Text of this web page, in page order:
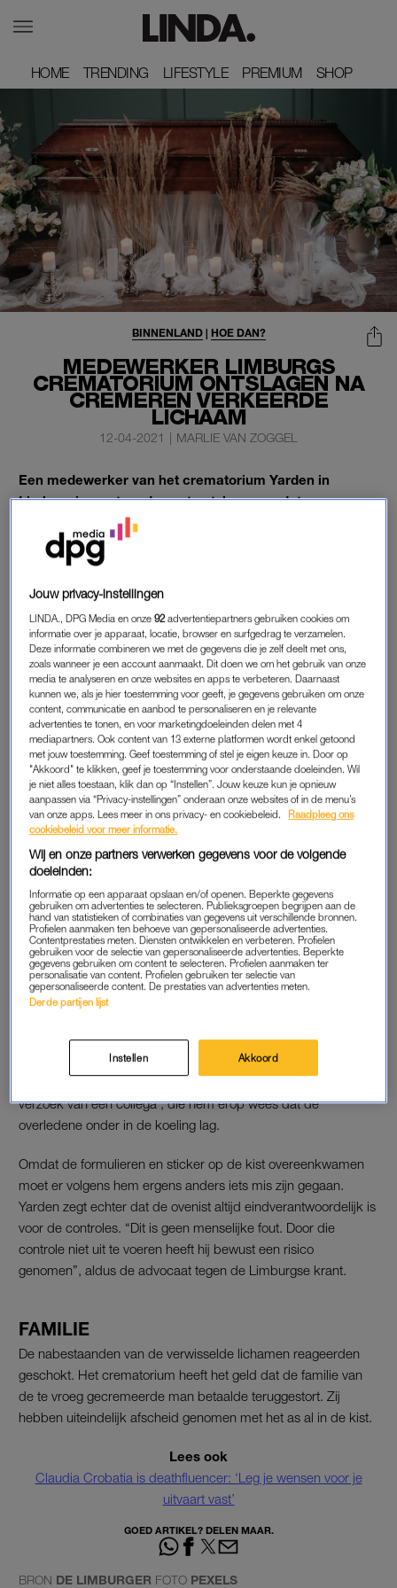
HOME
HOME TRENDING
TRENDING LIFESTYLE
LIFESTYLE PREMIUM
PREMIUM SHOP
SHOP
MEDEWERKER LIMBURGS
CREMATORIUM ONTSLAGEN NA
CREMEREN VERKEERDE
LICHAAM
BINNENLAND| HOE DAN?
12-04-2021 | MARLIE VAN ZOGGEL
Een medewerker van het crematorium Yarden in
Limburg is op staande voet ontslagen, nadat een man
per ongeluk twee dagen te vroeg werd gecremeerd.
“Onze ergste nachtmerrie kwam uit”, zegt de advocaat van de
OVERGEBLEVEN KIST
Het incident gebeurde afgelopen januari. De fout kwam aan
het licht toen een medewerker het lichaam van een overleden
persoon in de koeling zag liggen, die eigenlijk die ochtend
gecremeerd had moeten worden.
Toen ze op onderzoek uitging ontdekte ze dat het lichaam van
een andere persoon uit de koeling was verdwenen. Zo kwam
het besef dat er mogelijk iets goed mis was gegaan. Volgens
de advocaat hebben ze zelfs de overgebleven kist geopend
en de persoon vergeleken met het fotomateriaal dat ze
hadden voor de uitvaart die nog moest plaatsvinden. De
conclusie was pijnlijk: de man in de kist was niet dezelfde
persoon als op het bidprentje stond en in de
Powerpointpresentatie was te zien.
ONTSLAG
medewerker, – een zogeheten ovenist – op staande voet te
ontslaan. Maar volgens de medewerker is hij niet de schuldige
van het drama. Hij zou de crematie hebben uitgevoerd ‘op
verzoek van een collega’, die hem erop wees dat de
overledene onder in de koeling lag.
Omdat de formulieren en sticker op de kist overeenkwamen
moet er volgens hem ergens anders iets mis zijn gegaan.
Yarden zegt echter dat de ovenist altijd eindverantwoordelijk is
voor de controles. “Dit is geen menselijke fout. Door die
controle niet uit te voeren heeft hij bewust een risico
genomen”, aldus de advocaat tegen de Limburgse krant.
FAMILIE
De nabestaanden van de verwisselde lichamen reageerden
geschokt. Het crematorium heeft het geld dat de familie van
de te vroeg gecremeerde man betaalde teruggestort. Zij
hebben uiteindelijk afscheid genomen met het as al in de kist.
Lees ook
Claudia Crobatia is deathfluencer: ‘Leg je wensen voor je
uitvaart vast’
GOED ARTIKEL? DELEN MAAR.
BRON DE LIMBURGER FOTO PEXELS
Jouw privacy-instellingen
LINDA., DPG Media en onze92 advertentiepartners gebruiken cookies om
informatie over je apparaat, locatie, browser en surfgedrag te verzamelen.
Deze informatie combineren we met de gegevens die je zelf deelt met ons,
zoals wanneer je een account aanmaakt. Dit doen we om het gebruik van onze
media te analyseren en onze websites en apps te verbeteren. Daarnaast
kunnen we, als je hier toestemming voor geeft, je gegevens gebruiken om onze
content, communicatie en aanbod te personaliseren en je relevante
advertenties te tonen, en voor marketingdoeleinden delen met 4
mediapartners. Ook content van 13 externe platformen wordt enkel getoond
met jouw toestemming. Geef toestemming of stel je eigen keuze in. Door op
"Akkoord" te klikken, geef je toestemming voor onderstaande doeleinden. Wil
je niet alles toestaan, klik dan op “Instellen”. Jouw keuze kun je opnieuw
aanpassen via “Privacy-instellingen” onderaan onze websites of in de menu’s
van onze apps. Lees meer in ons privacy- en cookiebeleid.
Raadpleeg ons
cookiebeleid voor meer informatie.
Wij en onze partners verwerken gegevens voor de volgende
doeleinden:
Informatie op een apparaat opslaan en/of openen. Beperkte gegevens
gebruiken om advertenties te selecteren. Publieksgroepen begrijpen aan de
hand van statistieken of combinaties van gegevens uit verschillende bronnen.
Profielen aanmaken ten behoeve van gepersonaliseerde advertenties.
Contentprestaties meten. Diensten ontwikkelen en verbeteren. Profielen
gebruiken voor de selectie van gepersonaliseerde advertenties. Beperkte
gegevens gebruiken om content te selecteren. Profielen aanmaken ter
personalisatie van content. Profielen gebruiken ter selectie van
gepersonaliseerde content. De prestaties van advertenties meten.
Derde partijen lijst
Instellen Akkoord